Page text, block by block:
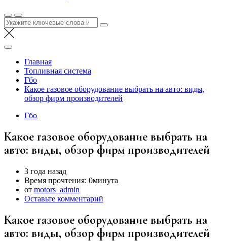
Найти:
Главная
Топливная система
Гбо
Какое газовое оборудование выбрать на авто: виды,
обзор фирм производителей
Гбо
Какое газовое оборудование выбрать на
авто: виды, обзор фирм производителей
3 года назад
Время прочтения: 0минута
от motors_admin
Оставьте комментарий
Какое газовое оборудование выбрать на
авто: виды, обзор фирм производителей